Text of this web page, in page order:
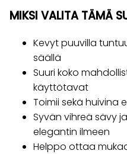
MIKSI VALITA TÄMÄ
Kevyt puuvilla
säällä
Suuri koko
käyttötavat
Toimii sekä huivina
Syvän vihreä sävy
elegantin ilmeen
Helppo ottaa